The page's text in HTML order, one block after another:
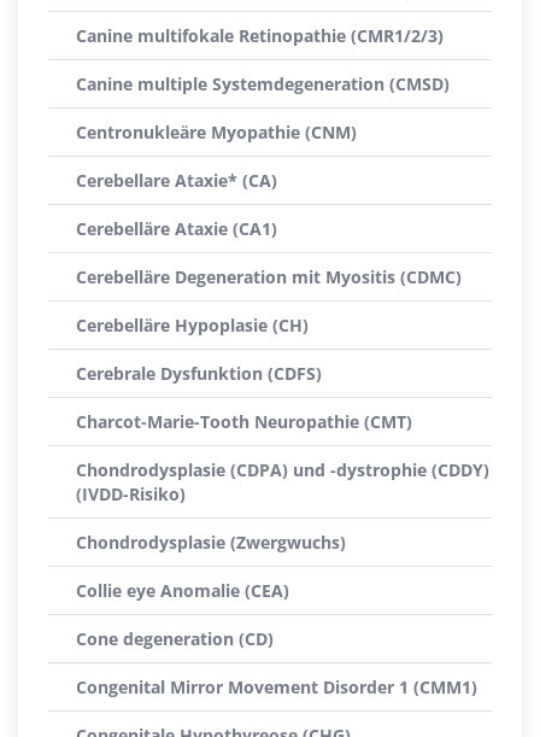
Canine multifokale Retinopathie (CMR1/2/3)
Canine multiple Systemdegeneration (CMSD)
Centronukleäre Myopathie (CNM)
Cerebellare Ataxie* (CA)
Cerebelläre Ataxie (CA1)
Cerebelläre Degeneration mit Myositis (CDMC)
Cerebelläre Hypoplasie (CH)
Cerebrale Dysfunktion (CDFS)
Charcot-Marie-Tooth Neuropathie (CMT)
Chondrodysplasie (CDPA) und -dystrophie (CDDY)
(IVDD-Risiko)
Chondrodysplasie (Zwergwuchs)
Collie eye Anomalie (CEA)
Cone degeneration (CD)
Congenital Mirror Movement Disorder 1 (CMM1)